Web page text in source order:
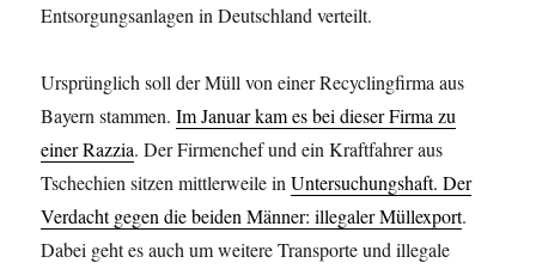
Entsorgungsanlagen in Deutschland verteilt.
Ursprünglich soll der Müll von einer Recyclingfirma aus
Bayern stammen.Im Januar kam es bei dieser Firma zu
einer Razzia. Der Firmenchef und ein Kraftfahrer aus
Tschechien sitzen mittlerweile inUntersuchungshaft. Der
Verdacht gegen die beiden Männer: illegaler Müllexport.
Dabei geht es auch um weitere Transporte und illegale